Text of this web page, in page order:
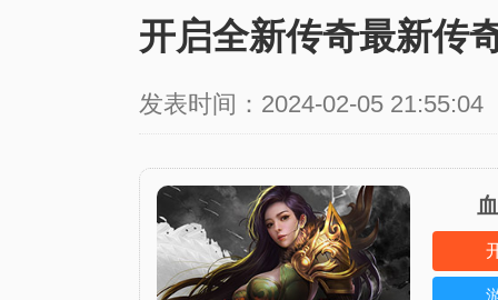
开启全新传奇最新传
发表时间：2024-02-05 21:55:04